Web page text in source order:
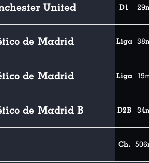
United D1
de Madrid Liga
de Madrid Liga
de Madrid B D2B
Ch.